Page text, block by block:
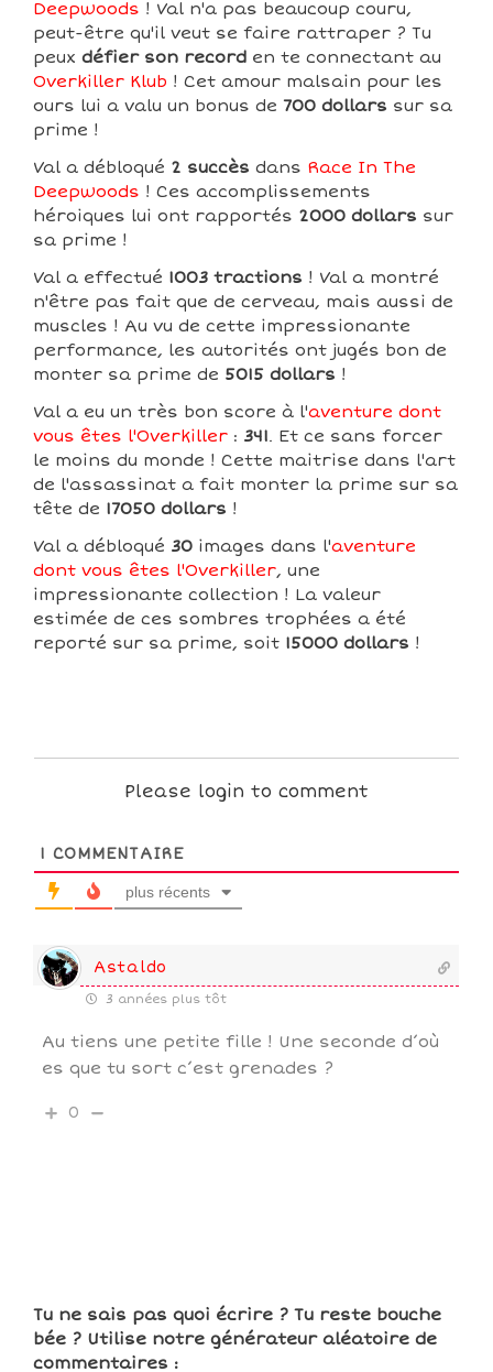
Deepwoods ! Val n'a pas beaucoup couru,
peut-être qu'il veut se faire rattraper ? Tu
peux défier son record en te connectant au
Overkiller Klub ! Cet amour malsain pour les
ours lui a valu un bonus de 700 dollars sur sa
prime !
Val a débloqué 2 succès dans Race In The
Deepwoods ! Ces accomplissements
héroiques lui ont rapportés 2000 dollars sur
sa prime !
Val a effectué 1003 tractions ! Val a montré
n'être pas fait que de cerveau, mais aussi de
muscles ! Au vu de cette impressionante
performance, les autorités ont jugés bon de
monter sa prime de 5015 dollars !
Val a eu un très bon score à l'aventure dont
vous êtes l'Overkiller : 341. Et ce sans forcer
le moins du monde ! Cette maitrise dans l'art
de l'assassinat a fait monter la prime sur sa
tête de 17050 dollars !
Val a débloqué 30 images dans l'aventure
dont vous êtes l'Overkiller, une
impressionante collection ! La valeur
estimée de ces sombres trophées a été
reporté sur sa prime, soit 15000 dollars !
Please login to comment
1 COMMENTAIRE
plus récents
Astaldo
3 années plus tôt
Au tiens une petite fille ! Une seconde d’où
es que tu sort c’est grenades ?
0
Tu ne sais pas quoi écrire ? Tu reste bouche
bée ? Utilise notre générateur aléatoire de
commentaires :